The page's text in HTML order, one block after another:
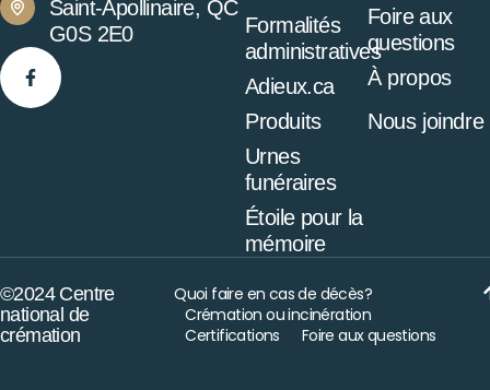
Saint-Apollinaire, QC
G0S 2E0
Formalités
administratives
Adieux.ca
Produits
Urnes
funéraires
Étoile pour la
mémoire
Foire aux
questions
À propos
Nous joindre
©2024 Centre
national de
crémation
Quoi faire en cas de décès?
Crémation ou incinération
Certifications
Foire aux questions